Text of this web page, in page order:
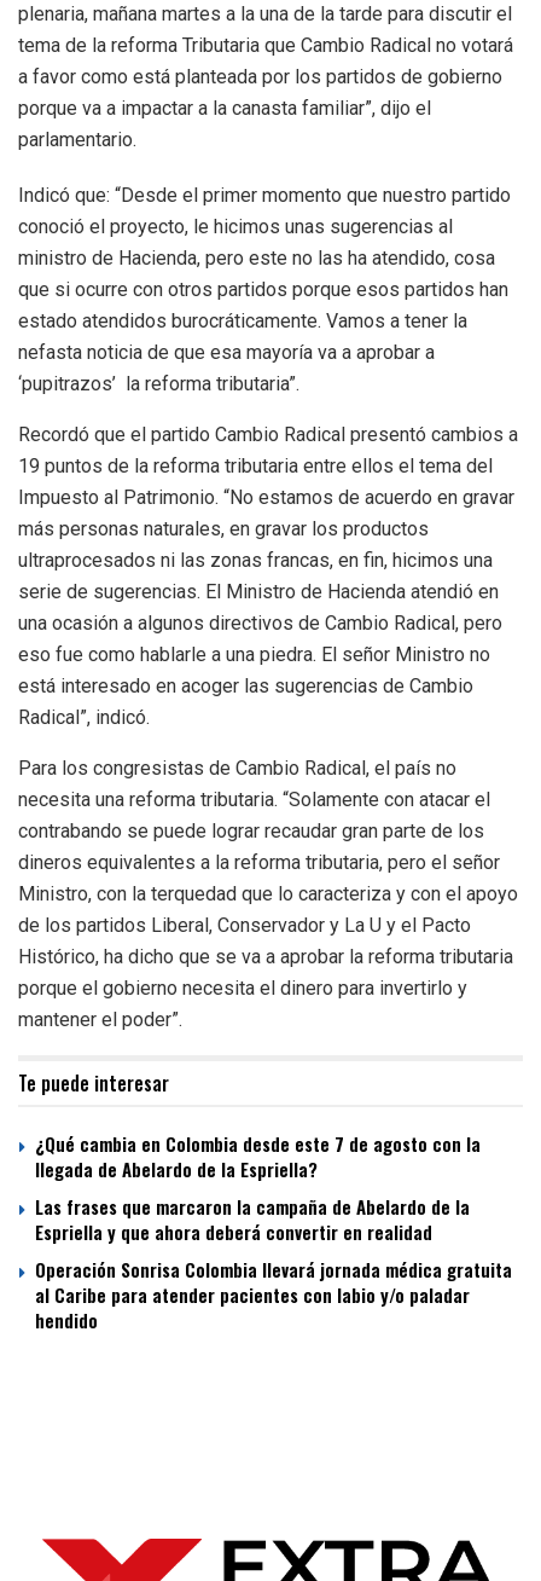
plenaria, mañana martes a la una de la tarde para discutir el
tema de la reforma Tributaria que Cambio Radical no votará
a favor como está planteada por los partidos de gobierno
porque va a impactar a la canasta familiar”, dijo el
parlamentario.
Indicó que: “Desde el primer momento que nuestro partido
conoció el proyecto, le hicimos unas sugerencias al
ministro de Hacienda, pero este no las ha atendido, cosa
que si ocurre con otros partidos porque esos partidos han
estado atendidos burocráticamente. Vamos a tener la
nefasta noticia de que esa mayoría va a aprobar a
‘pupitrazos’ la reforma tributaria”.
Recordó que el partido Cambio Radical presentó cambios a
19 puntos de la reforma tributaria entre ellos el tema del
Impuesto al Patrimonio. “No estamos de acuerdo en gravar
más personas naturales, en gravar los productos
ultraprocesados ni las zonas francas, en fin, hicimos una
serie de sugerencias. El Ministro de Hacienda atendió en
una ocasión a algunos directivos de Cambio Radical, pero
eso fue como hablarle a una piedra. El señor Ministro no
está interesado en acoger las sugerencias de Cambio
Radical”, indicó.
Para los congresistas de Cambio Radical, el país no
necesita una reforma tributaria. “Solamente con atacar el
contrabando se puede lograr recaudar gran parte de los
dineros equivalentes a la reforma tributaria, pero el señor
Ministro, con la terquedad que lo caracteriza y con el apoyo
de los partidos Liberal, Conservador y La U y el Pacto
Histórico, ha dicho que se va a aprobar la reforma tributaria
porque el gobierno necesita el dinero para invertirlo y
mantener el poder”.
Te puede interesar
¿Qué cambia en Colombia desde este 7 de agosto con la
llegada de Abelardo de la Espriella?
Las frases que marcaron la campaña de Abelardo de la
Espriella y que ahora deberá convertir en realidad
Operación Sonrisa Colombia llevará jornada médica gratuita
al Caribe para atender pacientes con labio y/o paladar
hendido